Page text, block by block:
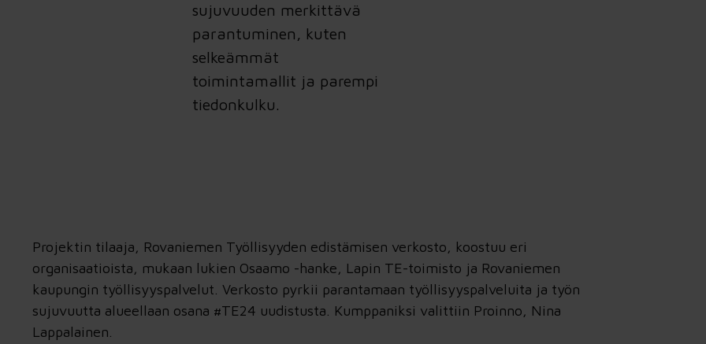
sujuvuuden merkittävä
parantuminen, kuten
selkeämmät
toimintamallit ja parempi
tiedonkulku.
Projektin tilaaja, Rovaniemen Työllisyyden edistämisen verkosto, koostuu eri
organisaatioista, mukaan lukien Osaamo -hanke, Lapin TE-toimisto ja Rovaniemen
kaupungin työllisyyspalvelut. Verkosto pyrkii parantamaan työllisyyspalveluita ja työn
sujuvuutta alueellaan osana #TE24 uudistusta. Kumppaniksi valittiin Proinno, Nina
Lappalainen.